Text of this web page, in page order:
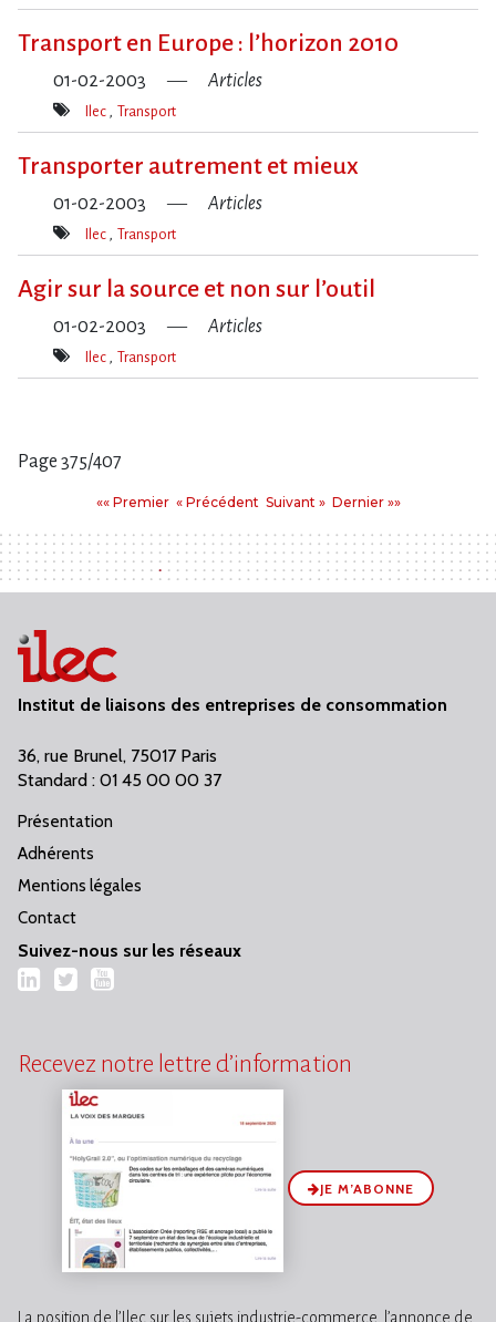
Mot(s)-
Transport en Europe : l’horizon 2010
01-02-2003 Articles
Mot(s)-
Ilec Transport
Transporter autrement et mieux
01-02-2003 Articles
Mot(s)-
Ilec Transport
Agir sur la source et non sur l’outil
01-02-2003 Articles
Mot(s)-
Ilec Transport
Page 375/407
«« PremierPremier
« PrécédentPrécédent
Suivant
Suivant » Dernier
Dernier »»
Institut de liaisons des entreprises de consommation
36, rue Brunel, 75017 Paris
Standard : 01 45 00 00 37
Présentation
Adhérents
Mentions légales
Contact
Suivez-nous sur les réseaux
LinkedIn
TwitterYouTube
Recevez notre lettre d’information
JE M’ABONNE
La position de l’Ilec sur les sujets industrie-commerce, l’annonce de